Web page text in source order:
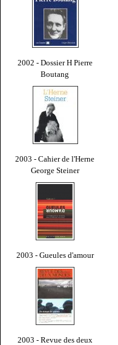
2002 - Dossier H Pierre
Boutang
2003 - Cahier de l'Herne
George Steiner
2003 - Gueules d'amour
2003 - Revue des deux